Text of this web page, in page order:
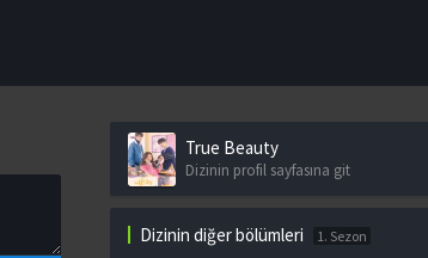
True Beauty
Dizinin profil sayfasına git
Dizinin diğer bölümleri 1. Sezon